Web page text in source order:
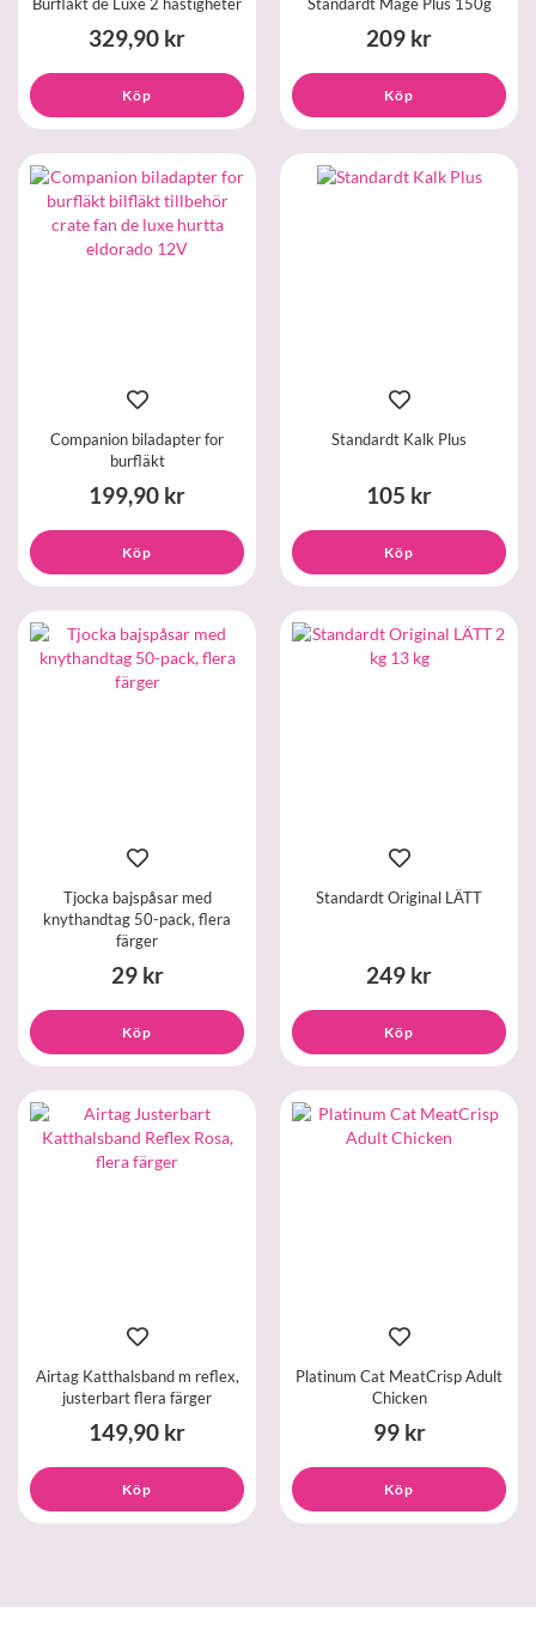
329,90 kr
Köp
209 kr
Köp
Companion biladapter for
burfläkt
199,90 kr
Köp
Standardt Kalk Plus
105 kr
Köp
Tjocka bajspåsar med
knythandtag 50-pack, flera
färger
29 kr
Köp
Standardt Original LÄTT
249 kr
Köp
Airtag Katthalsband m reflex,
justerbart flera färger
149,90 kr
Köp
Platinum Cat MeatCrisp Adult
Chicken
99 kr
Köp